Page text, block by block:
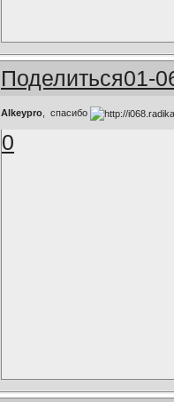
Поделиться01-
Alkeypro , спасибо
0